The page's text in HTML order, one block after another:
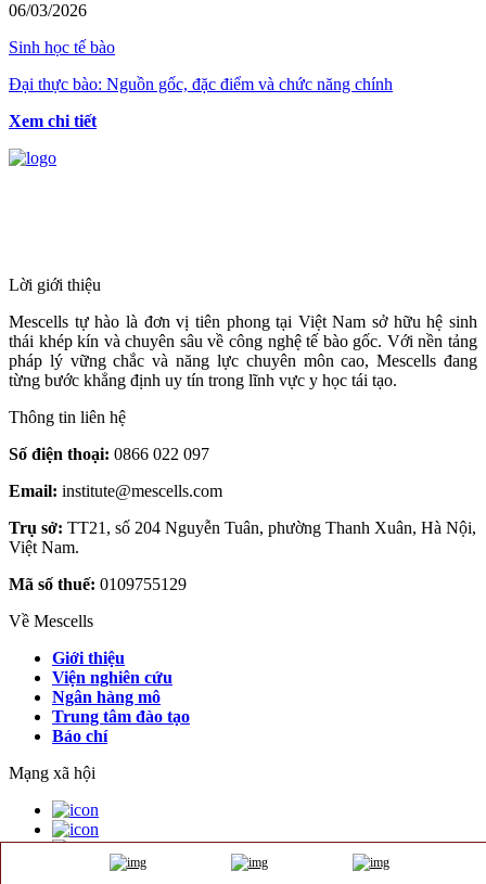
06/03/2026
Sinh học tế bào
Đại thực bào: Nguồn gốc, đặc điểm và chức năng chính
Xem chi tiết
Lời giới thiệu
Mescells tự hào là đơn vị tiên phong tại Việt Nam sở hữu hệ sinh
thái khép kín và chuyên sâu về công nghệ tế bào gốc. Với nền tảng
pháp lý vững chắc và năng lực chuyên môn cao, Mescells đang
từng bước khẳng định uy tín trong lĩnh vực y học tái tạo.
Thông tin liên hệ
Số điện thoại: 0866 022 097
Email: institute@mescells.com
Trụ sở: TT21, số 204 Nguyễn Tuân, phường Thanh Xuân, Hà Nội,
Việt Nam.
Mã số thuế: 0109755129
Về Mescells
Giới thiệu
Viện nghiên cứu
Ngân hàng mô
Trung tâm đào tạo
Báo chí
Mạng xã hội